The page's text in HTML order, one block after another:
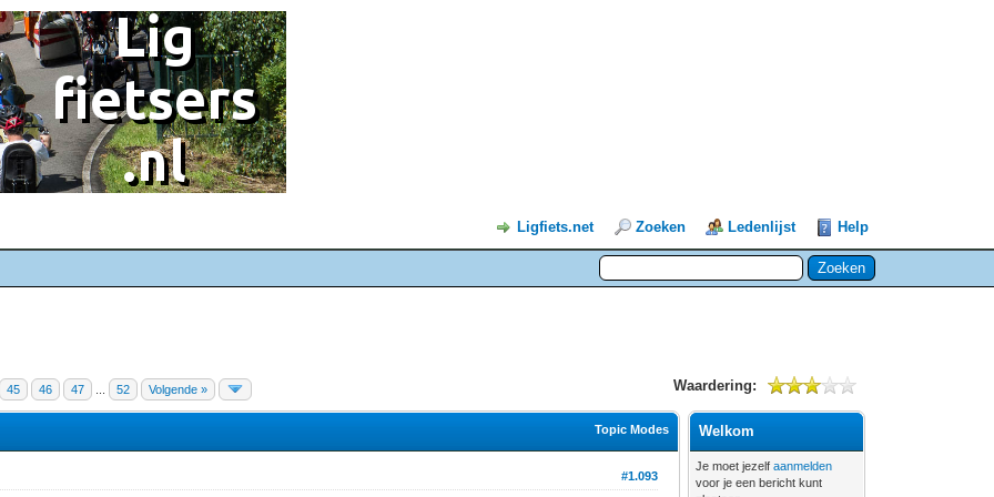
Ligfiets.net Zoeken Ledenlijst Help
45 46 47 52 Volgende » Waardering:
Topic Modes
#1.093
Welkom
Je moet jezelfaanmelden
voor je een bericht kunt